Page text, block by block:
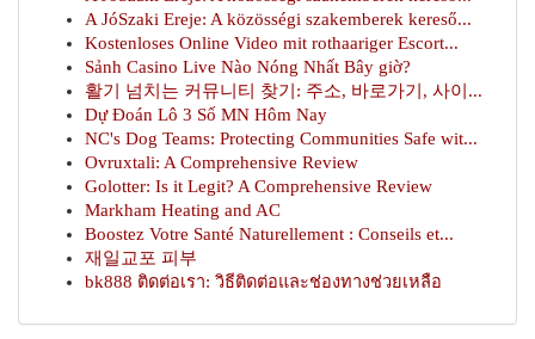
A JóSzaki Ereje: A közösségi szakemberek kereső...
Kostenloses Online Video mit rothaariger Escort...
Sảnh Casino Live Nào Nóng Nhất Bây giờ?
활기 넘치는 커뮤니티 찾기: 주소, 바로가기, 사이...
Dự Đoán Lô 3 Số MN Hôm Nay
NC's Dog Teams: Protecting Communities Safe wit...
Ovruxtali: A Comprehensive Review
Golotter: Is it Legit? A Comprehensive Review
Markham Heating and AC
Boostez Votre Santé Naturellement : Conseils et...
재일교포 피부
bk888 ติดต่อเรา: วิธีติดต่อและช่องทางช่วยเหลือ